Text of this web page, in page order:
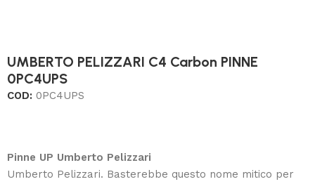
UMBERTO PELIZZARI C4 Carbon PINNE
0PC4UPS
COD: 0PC4UPS
Pinne UP Umberto Pelizzari
Umberto Pelizzari. Basterebbe questo nome mitico per